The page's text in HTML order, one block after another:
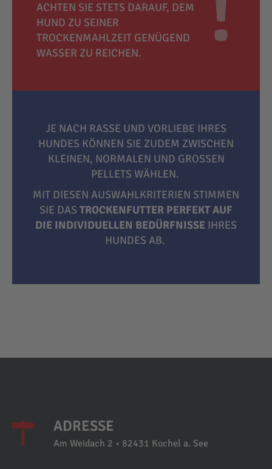
ACHTEN SIE STETS DARAUF, DEM
HUND ZU SEINER
TROCKENMAHLZEIT GENÜGEND
WASSER ZU REICHEN.
JE NACH RASSE UND VORLIEBE IHRES
HUNDES KÖNNEN SIE ZUDEM ZWISCHEN
KLEINEN, NORMALEN UND GROSSEN P
ELLETS WÄHLEN.
MIT DIESEN AUSWAHLKRITERIEN STIMMEN
SIE DAS TROCKENFUTTER PERFEKT AUF
DIE INDIVIDUELLEN BEDÜRFNISSE IHRES
HUNDES AB.
ADRESSE
Am Weidach 2 • 82431 Kochel a. See